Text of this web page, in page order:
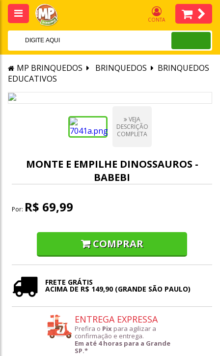
CONTA
MP BRINQUEDOS BRINQUEDOS
BRINQUEDOS
EDUCATIVOS
VEJA
DESCRIÇÃO
COMPLETA
MONTE E EMPILHE DINOSSAUROS -
BABEBI
Por: R$ 69,99
COMPRAR
FRETE GRÁTIS
ACIMA DE R$ 149,90 (GRANDE SÃO PAULO)
ENTREGA EXPRESSA
Prefira o Pix para agilizar a
confirmação e entrega.
Em até 4 horas para a Grande
SP.*